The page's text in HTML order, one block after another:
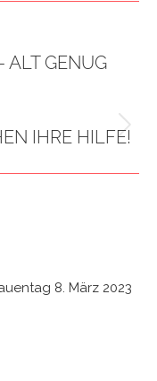
ALT GENUG
IHRE HILFE!
8. März 2023